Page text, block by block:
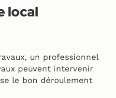
local
un professionnel
peuvent intervenir
le bon déroulement